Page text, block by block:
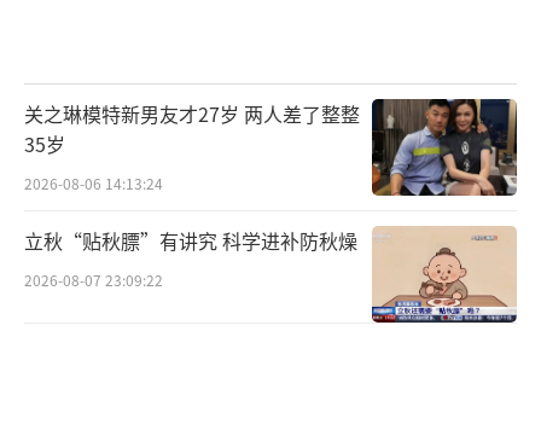
关之琳模特新男友才27岁 两人差了整整
35岁
2026-08-06 14:13:24
立秋“贴秋膘”有讲究 科学进补防秋燥
2026-08-07 23:09:22